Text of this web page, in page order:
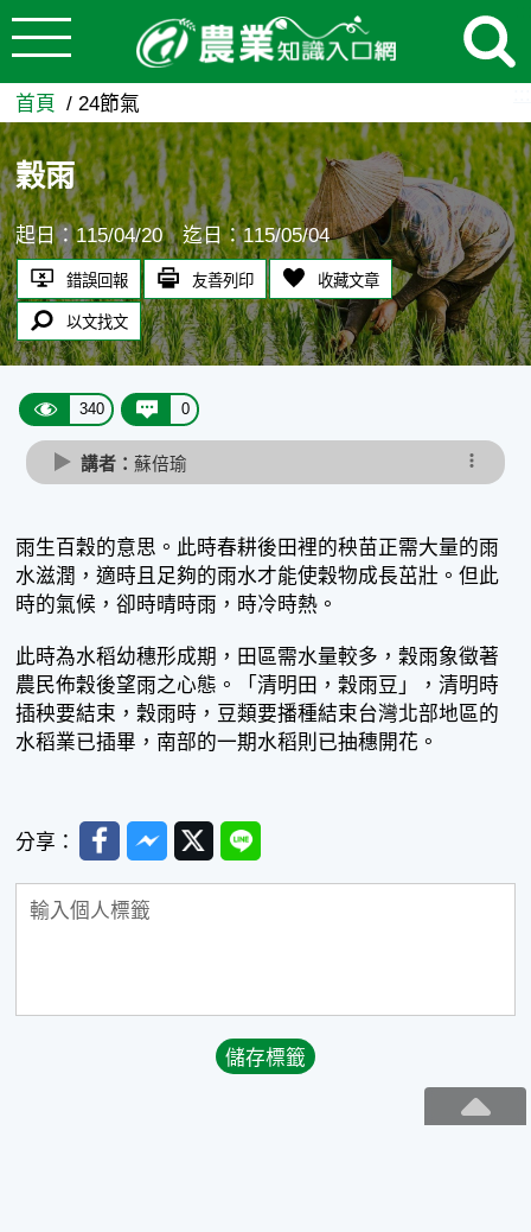
跳到主要內容
穀雨 - 農業知識入口網
首頁 24節氣
穀雨
起日：115/04/20 迄日：115/05/04
錯誤回報 友善列印 收藏文章
以文找文
340 0
講者：蘇倍瑜
雨生百穀的意思。此時春耕後田裡的秧苗正需大量的雨
水滋潤，適時且足夠的雨水才能使穀物成長茁壯。但此
時的氣候，卻時晴時雨，時冷時熱。
此時為水稻幼穗形成期，田區需水量較多，穀雨象徵著
農民佈穀後望雨之心態。「清明田，穀雨豆」，清明時
插秧要結束，穀雨時，豆類要播種結束台灣北部地區的
水稻業已插畢，南部的一期水稻則已抽穗開花。
分享： FacebookMessenger
TwitterLine